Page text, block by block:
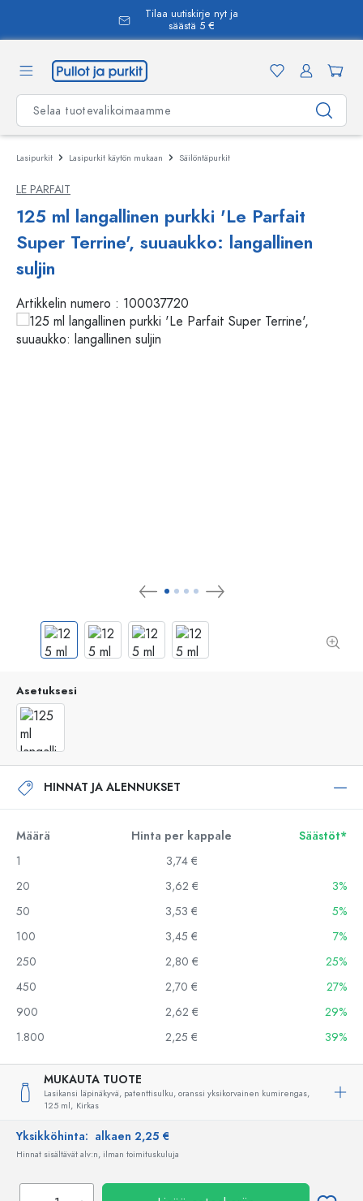
Tilaa uutiskirje nyt ja
säästä 5 €
Lasipurkit Lasipurkit käytön mukaan Säilöntäpurkit
LE PARFAIT
125 ml langallinen purkki 'Le Parfait
Super Terrine', suuaukko: langallinen
suljin
Artikkelin numero : 100037720
Asetuksesi
HINNAT JA ALENNUKSET
Määrä Hinta per kappale
Säästöt*
1
3,74 €
20
3,62 €
3%
50
3,53 €
5%
100
3,45 €
7%
250
2,80 €
25%
450
2,70 €
27%
900
2,62 €
29%
1.800
2,25 € 39%
MUKAUTA TUOTE
Lasikansi läpinäkyvä, patenttisulku, oranssi yksikorvainen kumirengas,
125 ml, Kirkas
Yksikköhinta: alkaen 2,25 €
Hinnat sisältävät alv:n, ilman toimituskuluja